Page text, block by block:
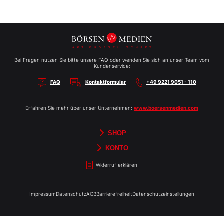
Bei Fragen nutzen Sie bitte unsere FAQ oder wenden Sie sich an unser Team vom
Kundenservice:
FAQ Kontaktformular +49 9221 9051 - 110
Erfahren Sie mehr über unser Unternehmen: www.boersenmedien.com
SHOP
Börsenbriefe
Aktien-Reports
HEBELTRADER
TradingDay
Newsletter
Merchandise
Gutscheine
KONTO
Widerruf erklären
ImpressumDatenschutzAGBBarrierefreiheitDatenschutzeinstellungen